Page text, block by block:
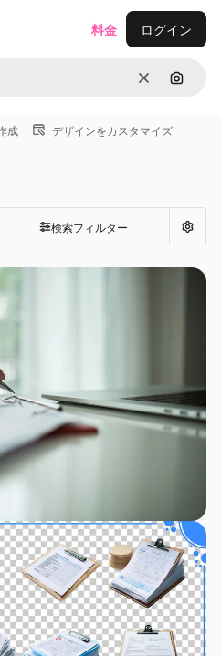
消去 画像で
料金 ログイン
成 デザインをカスタマイズ
検索フィルター